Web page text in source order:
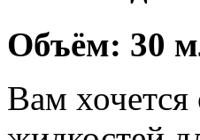
Объём: 30
Вам хочется